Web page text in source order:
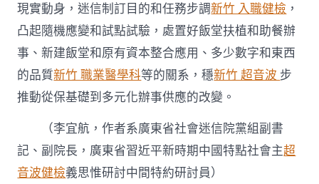
現實動身，迷信制訂目的和任務步調新竹 入職健檢 ，
凸起隨機應變和試點試驗，處置好飯堂扶植和助餐辦
事、新建飯堂和原有資本整合應用、多少數字和東西
的品質新竹 職業醫學科等的關系，穩新竹 超音波 步
推動從保基礎到多元化辦事供應的改變。
（李宜航，作者系廣東省社會迷信院黨組副書
記、副院長，廣東省習近平新時期中國特點社會主超
音波健檢義思惟研討中間特約研討員）